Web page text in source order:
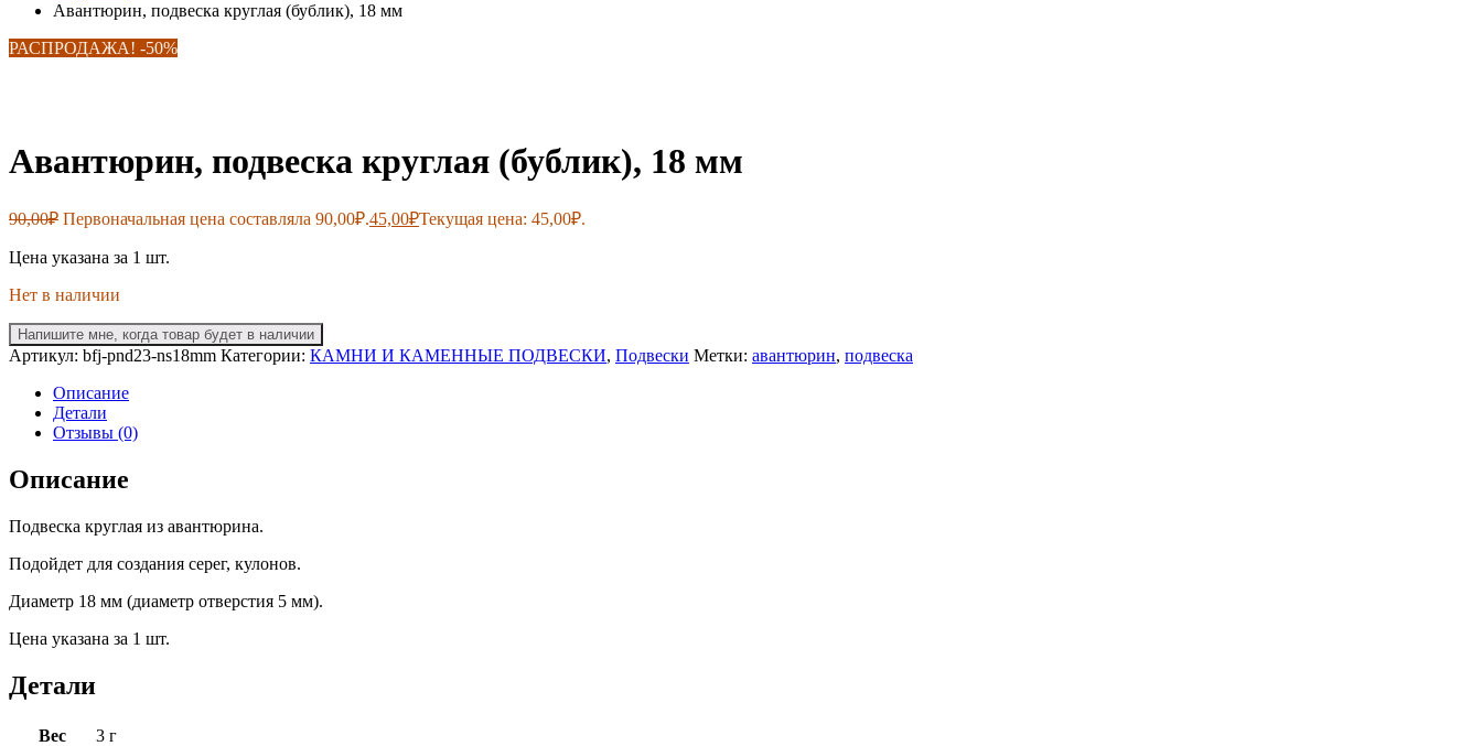
Авантюрин, подвеска круглая (бублик), 18 мм
РАСПРОДАЖА! -50%
Авантюрин, подвеска круглая (бублик), 18 мм
90,00₽ Первоначальная цена составляла 90,00₽.45,00₽Текущая цена: 45,00₽.
Цена указана за 1 шт.
Нет в наличии
Напишите мне, когда товар будет в наличии
Артикул: bfj-pnd23-ns18mm Категории: КАМНИ И КАМЕННЫЕ ПОДВЕСКИ, Подвески Метки: авантюрин, подвеска
Описание
Детали
Отзывы (0)
Описание
Подвеска круглая из авантюрина.
Подойдет для создания серег, кулонов.
Диаметр 18 мм (диаметр отверстия 5 мм).
Цена указана за 1 шт.
Детали
Вес
3 г